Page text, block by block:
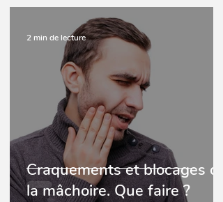
Craquements et blocages de
la mâchoire. Que faire ?
2 min de lecture